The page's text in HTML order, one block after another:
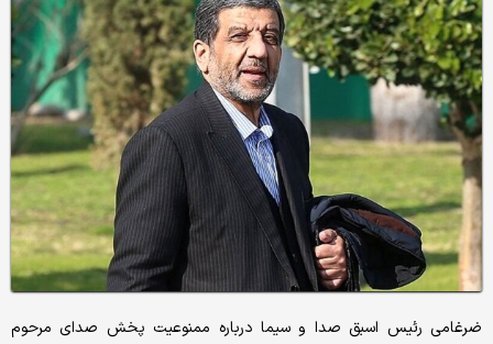
ضرغامی رئیس اسبق صدا و سیما درباره ممنوعیت پخش صدای مرحوم